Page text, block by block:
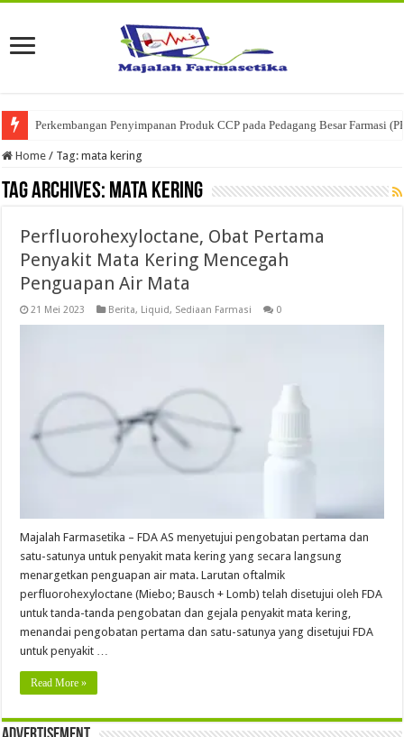
Perkembangan Penyimpanan Produk CCP pada Pedagang Besar Farmasi
Home / Tag:mata kering
Tag Archives: mata kering
Perfluorohexyloctane, Obat Pertama
Penyakit Mata Kering Mencegah
Penguapan Air Mata
21 Mei 2023 Berita, Liquid, Sediaan Farmasi 0
Majalah Farmasetika – FDA AS menyetujui pengobatan pertama dan
satu-satunya untuk penyakit mata kering yang secara langsung
menargetkan penguapan air mata. Larutan oftalmik
perfluorohexyloctane (Miebo; Bausch + Lomb) telah disetujui oleh FDA
untuk tanda-tanda pengobatan dan gejala penyakit mata kering,
menandai pengobatan pertama dan satu-satunya yang disetujui FDA
untuk penyakit …
Read More »